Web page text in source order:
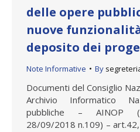
delle opere
nuove
deposito dei
Note Informative By
Documenti del Consiglio
Archivio Informatico
pubbliche – AINOP
28/09/2018 n.109) –